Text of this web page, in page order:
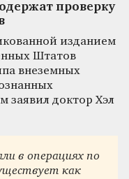
проверку
изданием
Штатов
внеземных
заявил доктор Хэл
в операциях по
как